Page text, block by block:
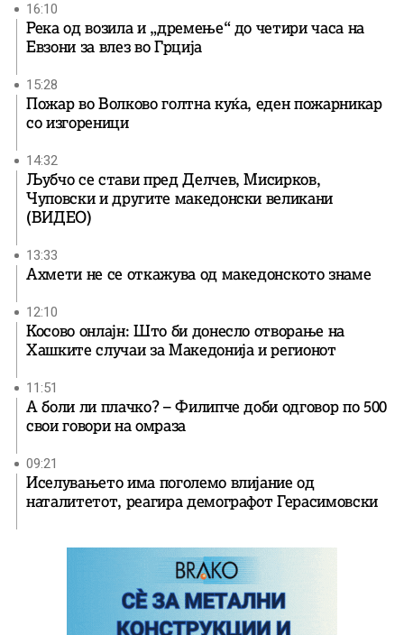
16:10
Река од возила и „дремење“ до четири часа на
Евзони за влез во Грција
15:28
Пожар во Волково голтна куќа, еден пожарникар
со изгореници
14:32
Љубчо се стави пред Делчев, Мисирков,
Чуповски и другите македонски великани
(ВИДЕО)
13:33
Ахмети не се откажува од македонското знаме
12:10
Косово онлајн: Што би донесло отворање на
Хашките случаи за Македонија и регионот
11:51
А боли ли плачко? – Филипче доби одговор по 500
свои говори на омраза
09:21
Иселувањето има поголемо влијание од
наталитетот, реагира демографот Герасимовски